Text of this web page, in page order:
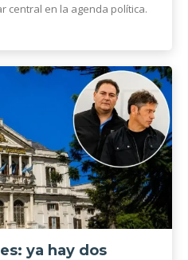
central en la agenda política.
ya hay dos